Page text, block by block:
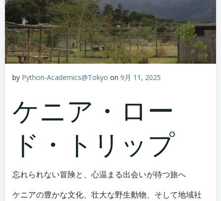
by Python-Academics@Tokyo on 9月 11, 2025
ケニア・ロー
ド・トリップ
忘れられない冒険と、心温まる出会いが待つ旅へ
ケニアの豊かな文化、壮大な野生動物、そして地域社